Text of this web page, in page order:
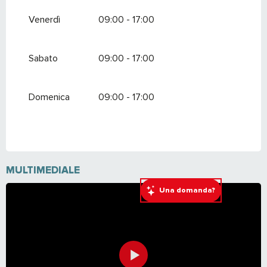
Una domanda?
Venerdì 09:00 - 17:00
Sabato 09:00 - 17:00
Domenica 09:00 - 17:00
MULTIMEDIALE